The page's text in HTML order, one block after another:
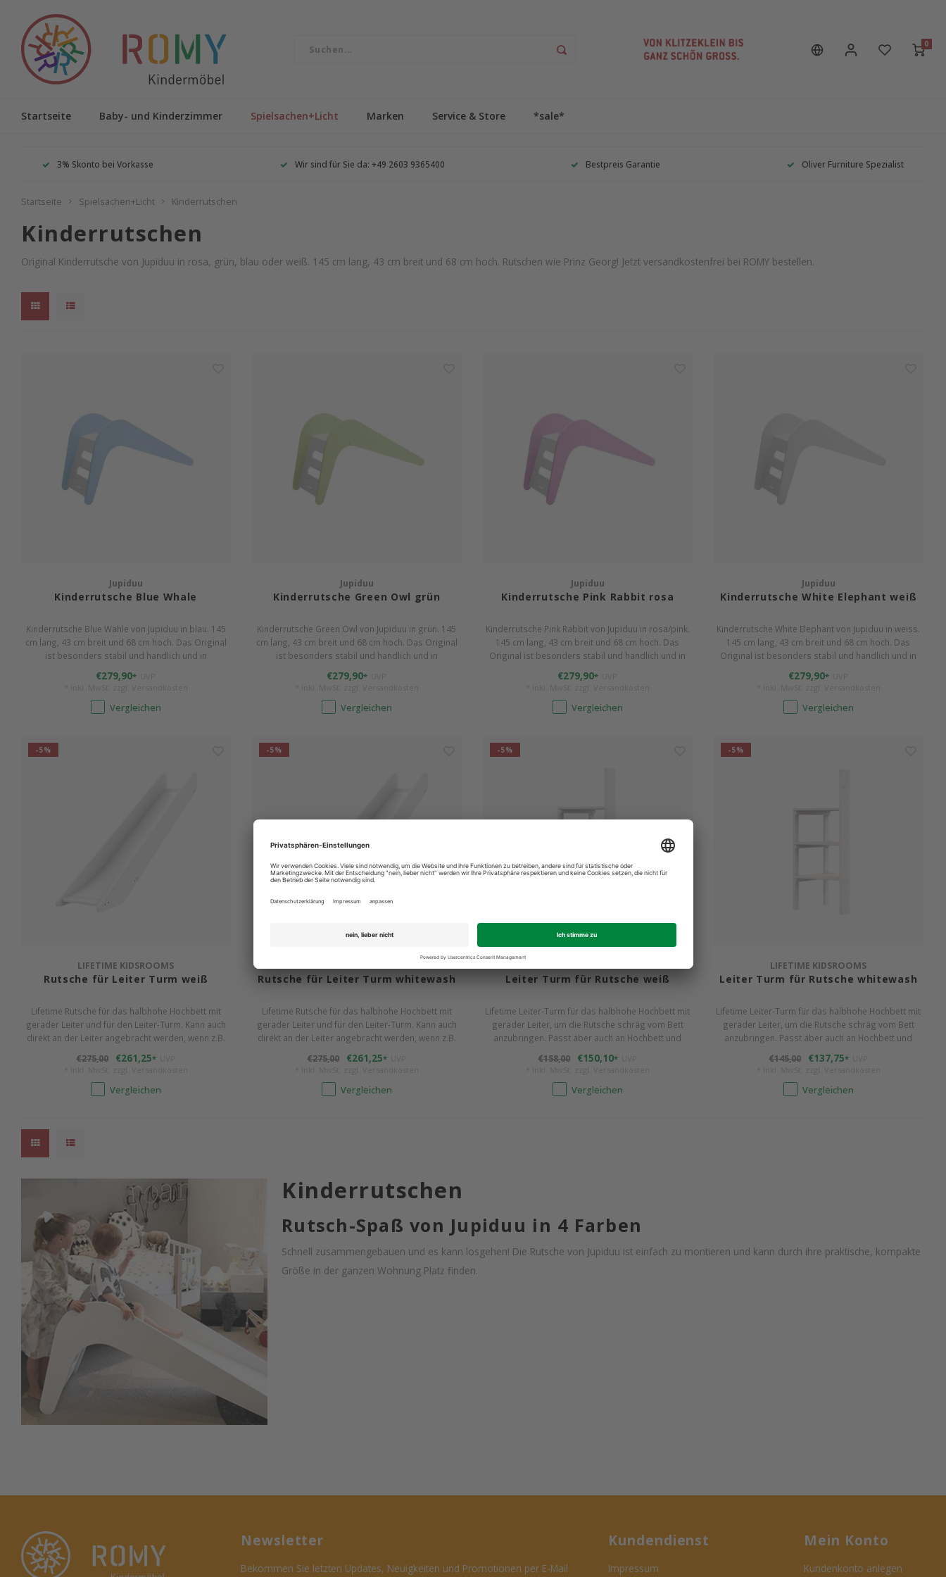
0
Startseite Baby- und Kinderzimmer Spielsachen+Licht Marken Service & Store *sale*
3% Skonto bei Vorkasse Wir sind für Sie da: +49 2603 9365400 Bestpreis Garantie Oliver Furniture Spezialist
Startseite Spielsachen+Licht Kinderrutschen
Kinderrutschen
Original Kinderrutsche von Jupiduu in rosa, grün, blau oder weiß. 145 cm lang, 43 cm breit und 68 cm hoch. Rutschen wie Prinz Georg! Jetzt versandkostenfrei bei ROMY bestellen.
Jupiduu
Kinderrutsche Blue Whale
Kinderrutsche Blue Wahle von Jupiduu in blau. 145
cm lang, 43 cm breit und 68 cm hoch. Das Original
ist besonders stabil und handlich und in
und ideal für Kleinkinder von ca. 1,5 - 4 Jahren.
€279,90*
Vergleichen
Jupiduu
Kinderrutsche Green Owl grün
Kinderrutsche Green Owl von Jupiduu in grün. 145
cm lang, 43 cm breit und 68 cm hoch. Das Original
ist besonders stabil und handlich und in
und ideal für Kleinkinder von ca. 1,5 - 4 Jahren.
€279,90*
Vergleichen
Jupiduu
Kinderrutsche Pink Rabbit rosa
Kinderrutsche Pink Rabbit von Jupiduu in rosa/pink.
145 cm lang, 43 cm breit und 68 cm hoch. Das
Original ist besonders stabil und handlich und in
und ideal für Kleinkinder von ca. 1,5 - 4 Jahren.
€279,90*
Vergleichen
Jupiduu
Kinderrutsche White Elephant weiß
Kinderrutsche White Elephant von Jupiduu in weiss.
145 cm lang, 43 cm breit und 68 cm hoch. Das
Original ist besonders stabil und handlich und in
und ideal für Kleinkinder von ca. 1,5 - 4 Jahren.
€279,90*
Vergleichen
-5%
LIFETIME KIDSROOMS
Rutsche für Leiter Turm weiß
Lifetime Rutsche für das halbhohe Hochbett mit
gerader Leiter und für den Leiter-Turm. Kann auch
direkt an der Leiter angebracht werden, wenn z.B.
€275,00 €261,25*
Vergleichen
-5%
Rutsche für Leiter Turm whitewash
Lifetime Rutsche für das halbhohe Hochbett mit
gerader Leiter und für den Leiter-Turm. Kann auch
direkt an der Leiter angebracht werden, wenn z.B.
€275,00 €261,25*
Vergleichen
-5%
Leiter Turm für Rutsche weiß
Lifetime Leiter-Turm für das halbhohe Hochbett mit
gerader Leiter, um die Rutsche schräg vom Bett
anzubringen. Passt aber auch an Hochbett und
bitte separat auswählen.
€158,00 €150,10*
Vergleichen
-5%
LIFETIME KIDSROOMS
Leiter Turm für Rutsche whitewash
Lifetime Leiter-Turm für das halbhohe Hochbett mit
gerader Leiter, um die Rutsche schräg vom Bett
anzubringen. Passt aber auch an Hochbett und
Rutschbrett bitte separat auswählen.
€145,00 €137,75*
Vergleichen
Kinderrutschen
Rutsch-Spaß von Jupiduu in 4 Farben
Schnell zusammengebauen und es kann losgehen! Die Rutsche von Jupiduu ist einfach zu montieren und kann durch ihre praktische, kompakte
Größe in der ganzen Wohnung Platz finden.
Newsletter
Bekommen Sie letzten Updates, Neuigkeiten und Promotionen per E-Mail
Kundendienst
Impressum
Mein Konto
Kundenkonto anlegen